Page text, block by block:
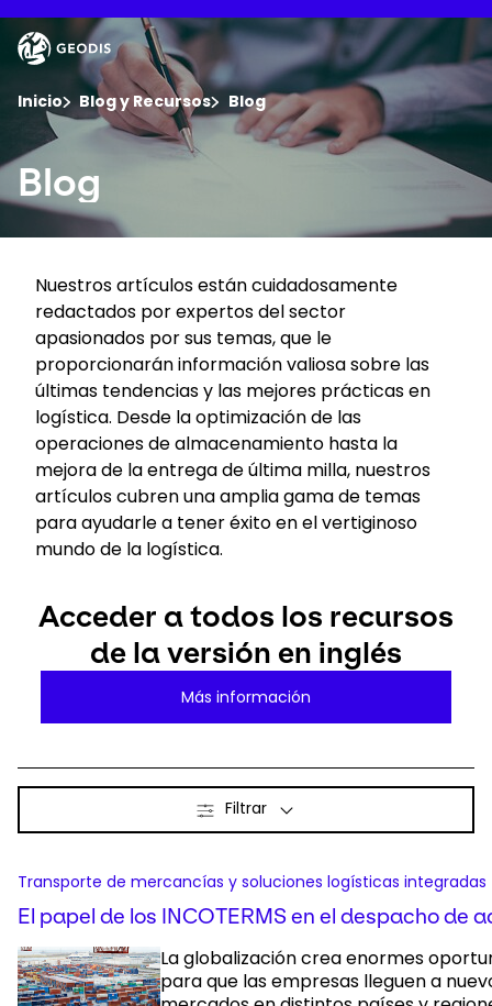
to
main
content
Empresa
Sala de Prensa
Empleo
Ubicaciones
Seguimiento del envíos
Seleccione su país e idioma
Colombia
You are here :
Inicio Blog y Recursos Blog
Keepeek
Blog
Nuestros artículos están cuidadosamente
redactados por expertos del sector
apasionados por sus temas, que le
proporcionarán información valiosa sobre las
últimas tendencias y las mejores prácticas en
logística. Desde la optimización de las
operaciones de almacenamiento hasta la
mejora de la entrega de última milla, nuestros
artículos cubren una amplia gama de temas
para ayudarle a tener éxito en el vertiginoso
mundo de la logística.
Acceder a todos los recursos
de la versión en inglés
Más información
Filtrar
Transporte de mercancías y soluciones logísticas integradas
El papel de los INCOTERMS en el despacho de
La globalización crea enormes
para que las empresas lleguen a